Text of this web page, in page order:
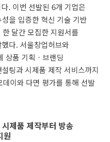
. 이번 선발된 6개 기업은
을 입증한 혁신 기술 기반
달간 모집한 지원서를
다. 서울창업허브와
상품 기획ㆍ브랜딩
팅과 시제품 제작 서비스까지
이와 다면 평가를 통해 선발
제품 제작부터 방송
원